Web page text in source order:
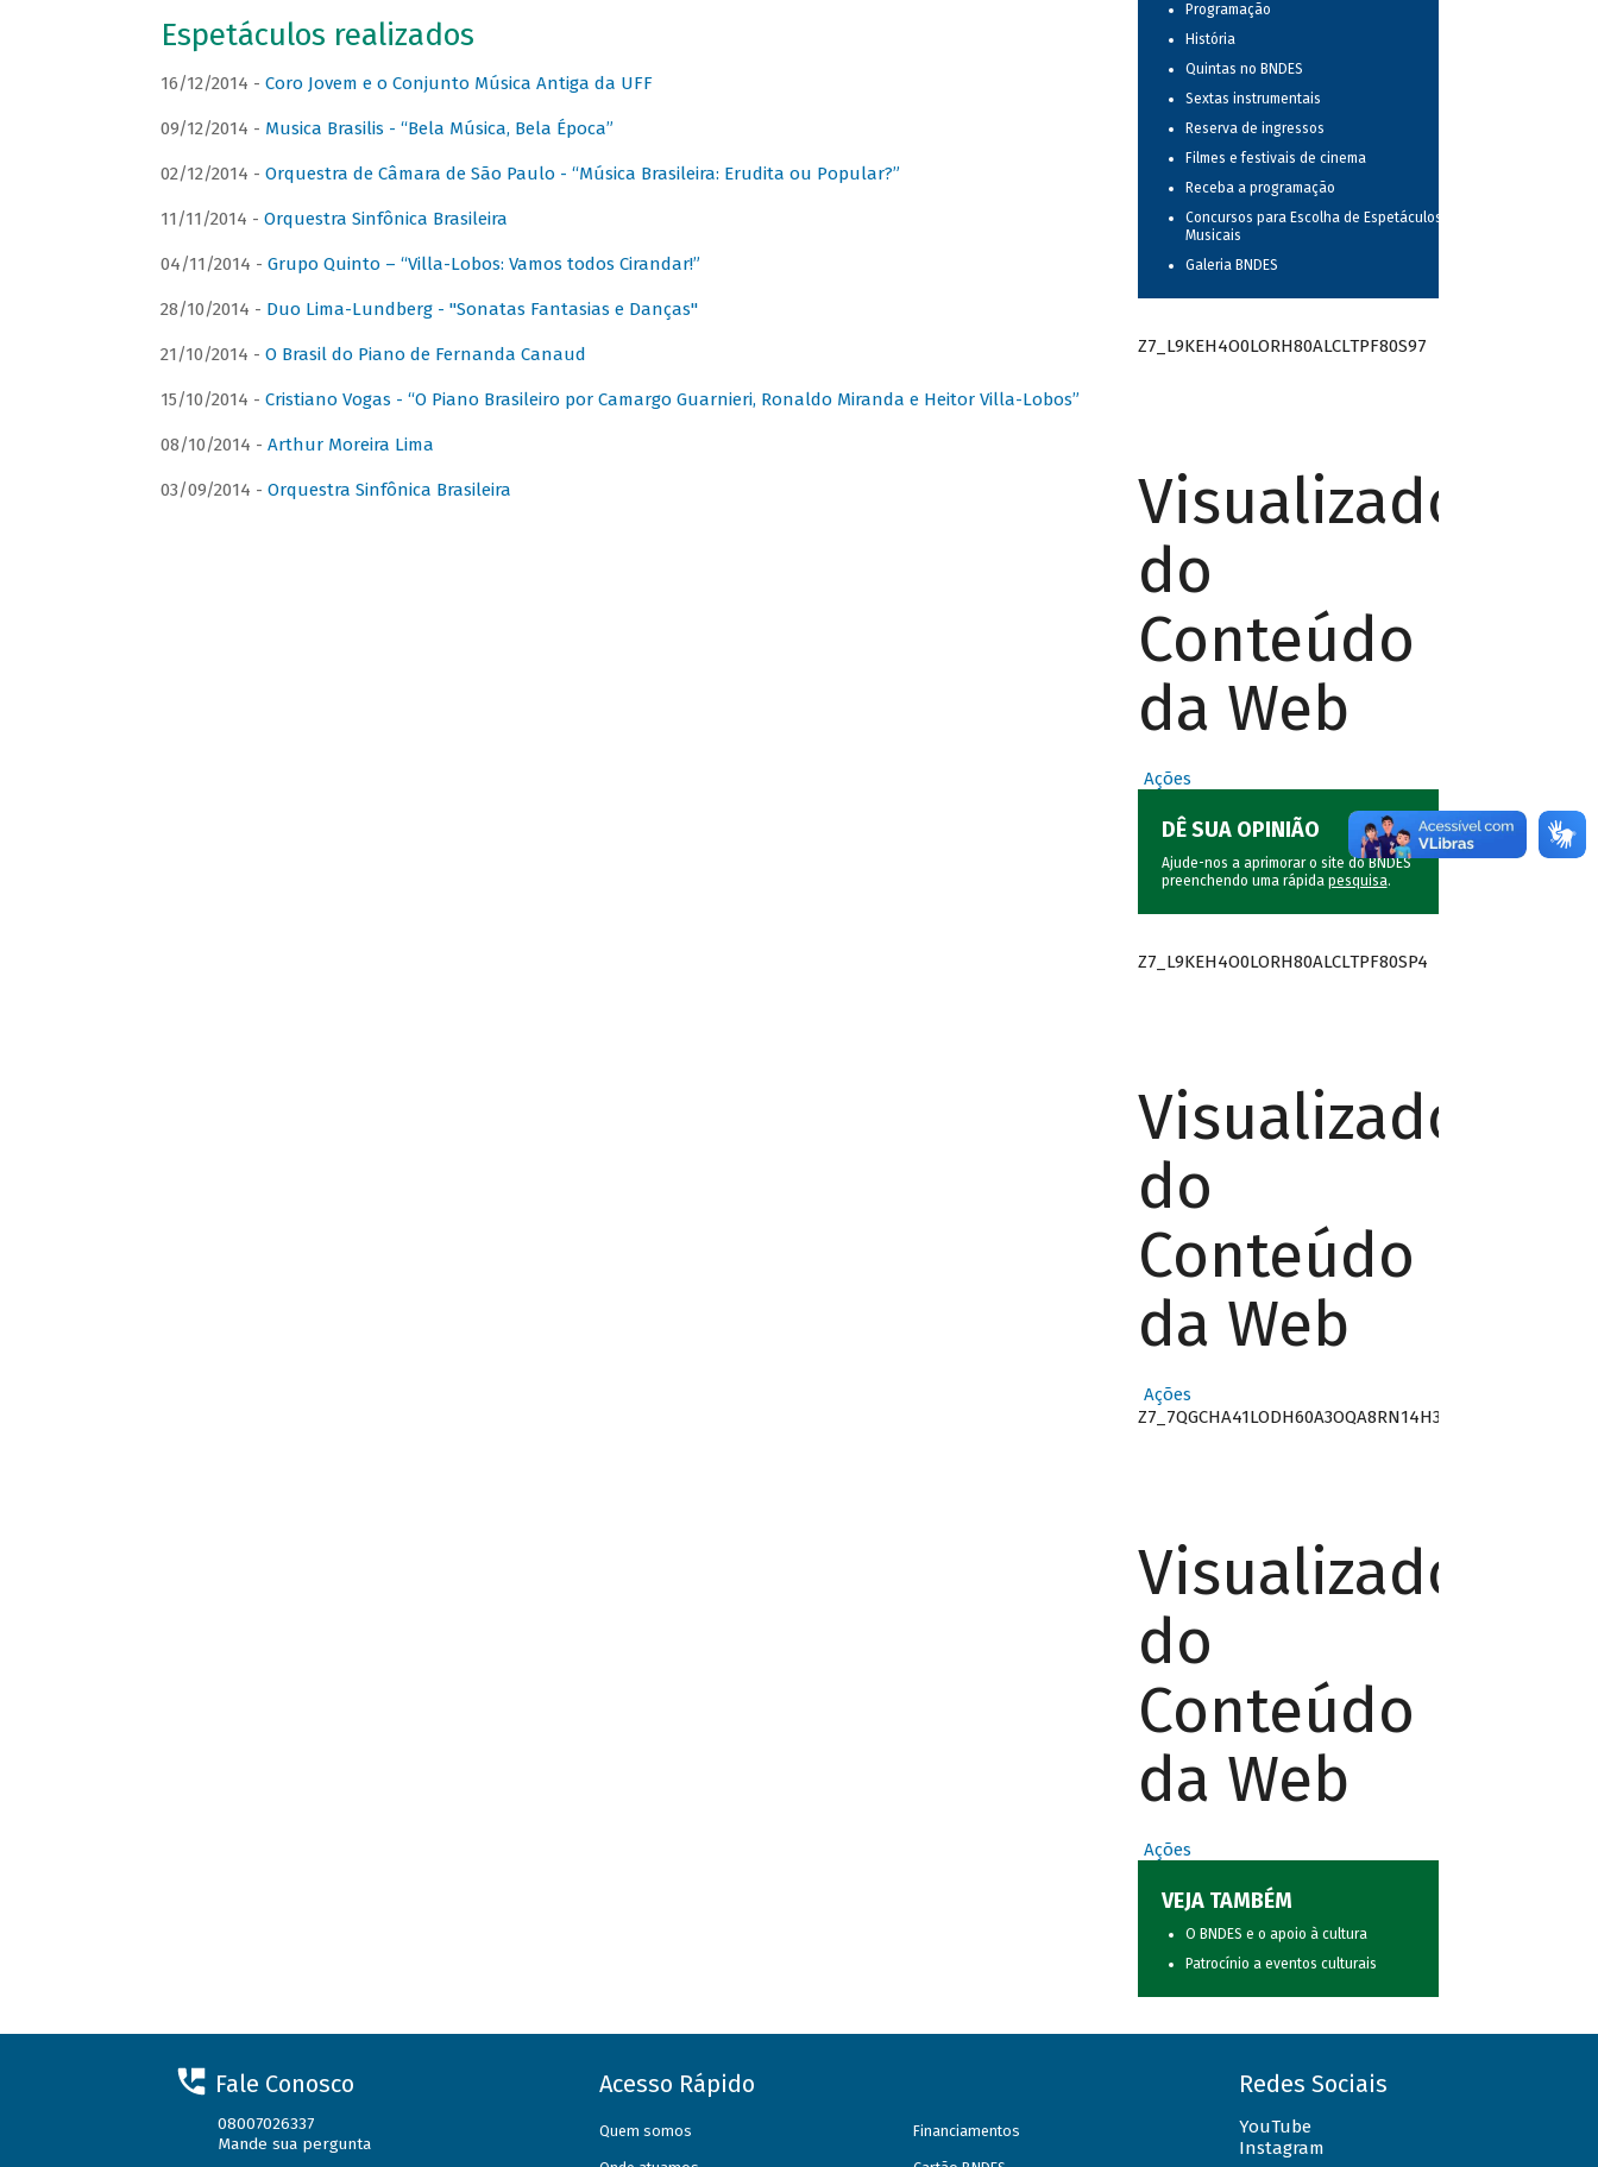
Espetáculos realizados
16/12/2014 - Coro Jovem e o Conjunto Música Antiga da UFF
09/12/2014 - Musica Brasilis - “Bela Música, Bela Época”
02/12/2014 - Orquestra de Câmara de São Paulo - “Música Brasileira: Erudita ou Popular?”
11/11/2014 - Orquestra Sinfônica Brasileira
04/11/2014 - Grupo Quinto – “Villa-Lobos: Vamos todos Cirandar!”
28/10/2014 - Duo Lima-Lundberg - "Sonatas Fantasias e Danças"
21/10/2014 - O Brasil do Piano de Fernanda Canaud
15/10/2014 - Cristiano Vogas - “O Piano Brasileiro por Camargo Guarnieri, Ronaldo Miranda e Heitor Villa-Lobos”
08/10/2014 - Arthur Moreira Lima
03/09/2014 - Orquestra Sinfônica Brasileira
Programação
História
Quintas no BNDES
Sextas instrumentais
Reserva de ingressos
Filmes e festivais de cinema
Receba a programação
Concursos para Escolha de Espetáculos
Musicais
Galeria BNDES
Z7_L9KEH4O0LORH80ALCLTPF80S97
Visualizador
do
Conteúdo
da Web
Ações
DÊ SUA OPINIÃO
Ajude-nos a aprimorar o site do BNDES
preenchendo uma rápida pesquisa.
Z7_L9KEH4O0LORH80ALCLTPF80SP4
Visualizador
do
Conteúdo
da Web
Ações
Z7_7QGCHA41LODH60A3OQA8RN14H3
Visualizador
do
Conteúdo
da Web
Ações
VEJA TAMBÉM
O BNDES e o apoio à cultura
Patrocínio a eventos culturais
Fale Conosco
08007026337
Mande sua pergunta
Acesso Rápido
Quem somos Financiamentos
Redes Sociais
YouTube
Instagram